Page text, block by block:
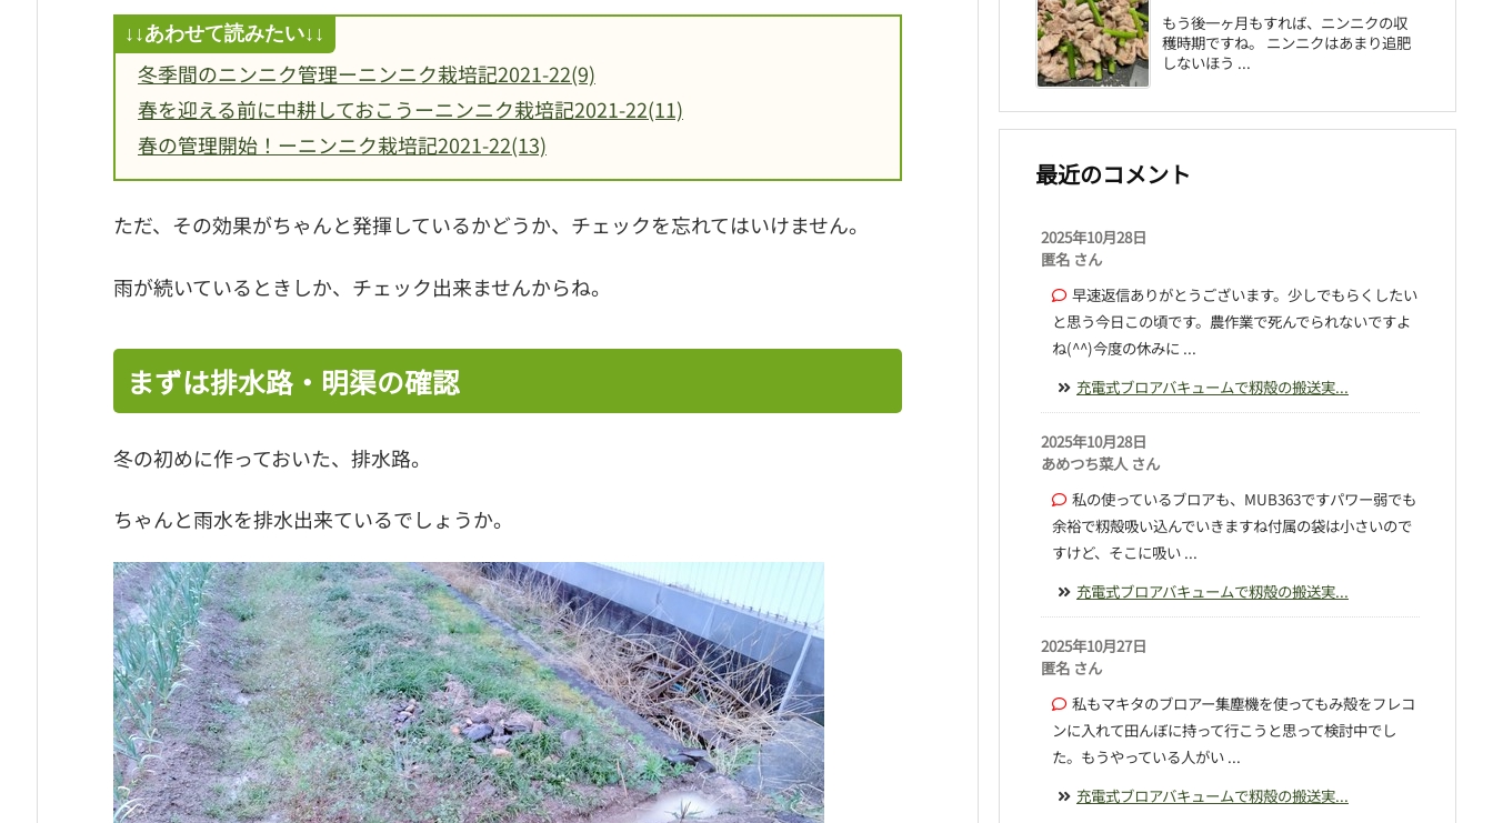
冬季間のニンニク管理ーニンニク栽培記2021-22(9)
春を迎える前に中耕しておこうーニンニク栽培記2021-22(11)
春の管理開始！ーニンニク栽培記2021-22(13)
ただ、その効果がちゃんと発揮しているかどうか、チェックを忘れてはいけません。
雨が続いているときしか、チェック出来ませんからね。
まずは排水路・明渠の確認
冬の初めに作っておいた、排水路。
ちゃんと雨水を排水出来ているでしょうか。
もう後一ヶ月もすれば、ニンニクの収
穫時期ですね。 ニンニクはあまり追肥
しないほう ...
最近のコメント
2025年10月28日
匿名 さん
早速返信ありがとうございます。少しでもらくしたい
と思う今日この頃です。農作業で死んでられないですよ
ね(^^)今度の休みに ...
充電式ブロアバキュームで籾殻の搬送実...
2025年10月28日
あめつち菜人 さん
私の使っているブロアも、MUB363ですパワー弱でも
余裕で籾殻吸い込んでいきますね付属の袋は小さいので
すけど、そこに吸い ...
充電式ブロアバキュームで籾殻の搬送実...
2025年10月27日
匿名 さん
私もマキタのブロアー集塵機を使ってもみ殻をフレコ
ンに入れて田んぼに持って行こうと思って検討中でし
た。もうやっている人がい ...
充電式ブロアバキュームで籾殻の搬送実...